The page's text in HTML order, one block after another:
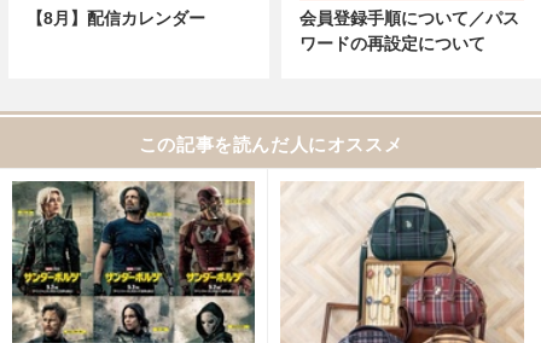
【8月】配信カレンダー
会員登録手順について／パス
ワードの再設定について
この記事を読んだ人にオススメ